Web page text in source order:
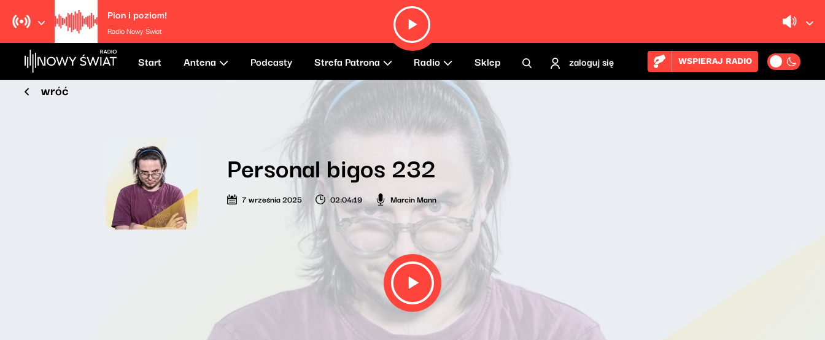
Pion i poziom!
Radio Nowy Świat
Start Antena Podcasty Strefa Patrona Radio Sklep zaloguj się WSPIERAJ RADIO
wróć
Personal bigos 232
7 września 2025 02:04:19 Marcin Mann